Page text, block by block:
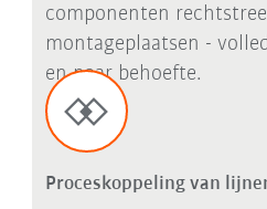
componenten
montageplaatsen -
en naar behoefte.
Proceskoppeling van